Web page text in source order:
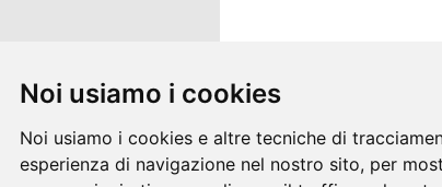
Noi usiamo i cookies
Noi usiamo i cookies e altre tecniche di
esperienza di navigazione nel nostro sito, per
su